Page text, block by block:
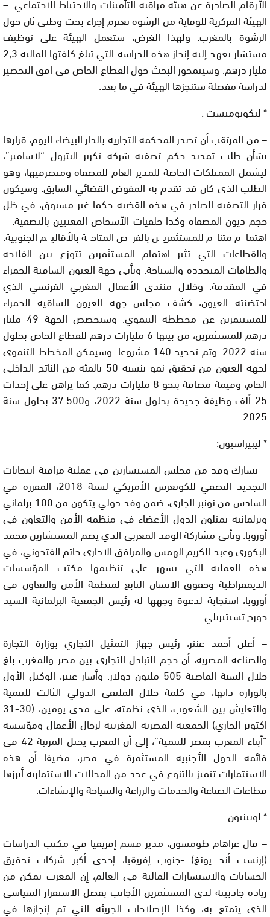
الهيئة المركزية للوقاية من الرشوة تعتزم إجراء بحث وطني ثان حول
الرشوة بالمغرب. ولهذا الغرض، ستعمل الهيئة على توظيف
مستشار يعهد إليه إنجاز هذه الدراسة التي تبلغ كلفتها المالية 2,3
مليار درهم. وسيتمحور البحث حول القطاع الخاص في افق التحضير
لدراسة مفصلة ستنجزها الهيئة في ما بعد.
* ليكونوميست :
– من المرتقب أن تصدر المحكمة التجارية بالدار البيضاء اليوم، قرارها
بشأن طلب تمديد حكم تصفية شركة تكرير البترول “لاسامير”،
ليشمل الممتلكات الخاصة للمدير العام للمصفاة ومتصرفيها، وهو
الطلب الذي كان قد تقدم به المفوض القضائي السابق. وسيكون
قرار التصفية الصادر في هذه القضية حكما غير مسبوق، في ظل
حجم ديون المصفاة وكذا خلفيات الأشخاص المعنيين بالتصفية. –
اهتمام متنام للمستثمرين بالفرص المتاحة بالأقاليم الجنوبية.
والقطاعات التي تثير اهتمام المستثمرين تتوزع بين الفلاحة
والطاقات المتجددة والسياحة. وتأتي جهة العيون الساقية الحمراء
في المقدمة. وخلال منتدى الأعمال المغربي الفرنسي الذي
احتضنته العيون، كشف مجلس جهة العيون الساقية الحمراء
للمستثمرين عن مخططه التنموي. وستخصص الجهة 49 مليار
درهم للمستثمرين، من بينها 6 مليارات درهم للقطاع الخاص بحلول
سنة 2022. وتم تحديد 140 مشروعا. وسيمكن المخطط التنموي
لجهة العيون من تحقيق نمو بنسبة 50 بالمئة من الناتج الداخلي
الخام، وقيمة مضافة بنحو 8 مليارات درهم. كما يراهن على إحداث
25 ألف وظيفة جديدة بحلول سنة 2022، و37.500 بحلول سنة
2025.
* ليبيراسيون:
– يشارك وفد من مجلس المستشارين في عملية مراقبة انتخابات
التجديد النصفي للكونغرس الأمريكي لسنة 2018، المقررة في
السادس من نونبر الجاري، ضمن وفد دولي يتكون من 100 برلماني
وبرلمانية يمثلون الدول الأعضاء في منظمة الأمن والتعاون في
أوروبا. وتأتي مشاركة الوفد المغربي الذي يضم المستشارين محمد
البكوري وعبد الكريم الهمس والمرافق الاداري حاتم الفتحوني، في
هذه العملية التي يسهر على تنظيمها مكتب المؤسسات
الديمقراطية وحقوق الانسان التابع لمنظمة الأمن والتعاون في
أوروبا، استجابة لدعوة وجهها له رئيس الجمعية البرلمانية السيد
جورج تسيتيريلي.
– أعلن أحمد عنتر، رئيس جهاز التمثيل التجاري بوزارة التجارة
والصناعة المصرية، أن حجم التبادل التجاري بين مصر والمغرب بلغ
خلال السنة الماضية 505 مليون دولار. وأشار عنتر، الوكيل الأول
بالوزارة ذاتها، في كلمة خلال الملتقى الدولي الثالث للتنمية
والتعايش بين الشعوب، الذي نظمته، على مدى يومين، (30-31
اكتوبر الجاري) الجمعية المصرية المغربية لرجال الأعمال ومؤسسة
“أبناء المغرب بمصر للتنمية”، إلى أن المغرب يحتل المرتبة 42 في
قائمة الدول الأجنبية المستثمرة في مصر، مضيفا أن هذه
الاستثمارات تتميز بالتنوع في عدد من المجالات الاستثمارية أبرزها
قطاعات الصناعة والخدمات والزراعة والسياحة والإنشاءات.
* لوبينيون :
– قال غراهام طومسون، مدير قسم إفريقيا في مكتب الدراسات
(إرنست أند يونغ) -جنوب إفريقيا، إحدى أكبر شركات تدقيق
الحسابات والاستشارات المالية في العالم، إن المغرب تمكن من
زيادة جاذبيته لدى المستثمرين الأجانب بفضل الاستقرار السياسي
الذي يتمتع به، وكذا الإصلاحات الجريئة التي تم إنجازها في